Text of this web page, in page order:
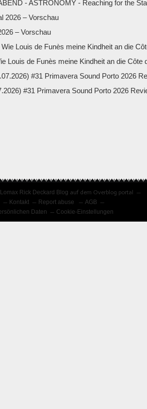
- ASTRONOMY - Reaching for the
– Vorschau
Louis de Funès meine Kindheit an die Côte
#31 Primavera Sound Porto 2026
Rick Deckard Blog auf dem Overblog portal
Kontakt Report abuse
AGB
Daten
Cookie-Einstellungen